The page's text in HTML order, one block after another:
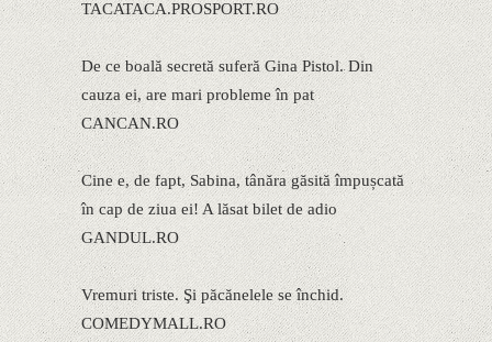
TACATACA.PROSPORT.RO
De ce boală secretă suferă Gina Pistol. Din
cauza ei, are mari probleme în pat
CANCAN.RO
Cine e, de fapt, Sabina, tânăra găsită împușcată
în cap de ziua ei! A lăsat bilet de adio
GANDUL.RO
Vremuri triste. Şi păcănelele se închid.
COMEDYMALL.RO